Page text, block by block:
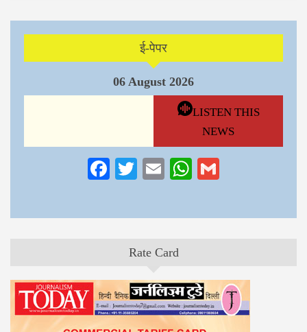
ई-पेपर
06 August 2026
LISTEN THIS
NEWS
Facebook
TwitterEmailWhatsApp
Rate Card